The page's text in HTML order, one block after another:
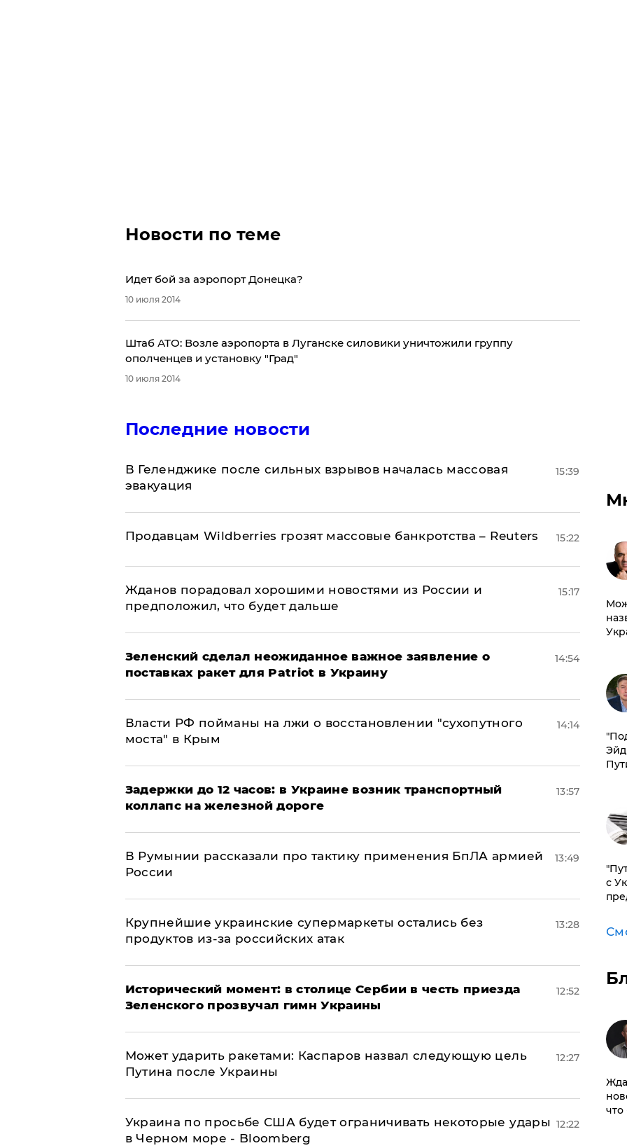
Новости по теме
Идет бой за аэропорт Донецка?
10 июля 2014
Штаб АТО: Возле аэропорта в Луганске силовики уничтожили группу
ополченцев и установку "Град"
10 июля 2014
Последние новости
В Геленджике после сильных взрывов началась массовая
эвакуация
15:39
Продавцам Wildberries грозят массовые банкротства – Reuters 15:22
Жданов порадовал хорошими новостями из России и
предположил, что будет дальше
15:17
Зеленский сделал неожиданное важное заявление о
поставках ракет для Patriot в Украину
14:54
Власти РФ пойманы на лжи о восстановлении "сухопутного
моста" в Крым
14:14
Задержки до 12 часов: в Украине возник транспортный
коллапс на железной дороге
13:57
В Румынии рассказали про тактику применения БпЛА армией
России
13:49
Крупнейшие украинские супермаркеты остались без
продуктов из-за российских атак
13:28
Исторический момент: в столице Сербии в честь приезда
Зеленского прозвучал гимн Украины
12:52
Может ударить ракетами: Каспаров назвал следующую цель
Путина после Украины
12:27
Украина по просьбе США будет ограничивать некоторые удары
в Черном море - Bloomberg
12:22
с
что